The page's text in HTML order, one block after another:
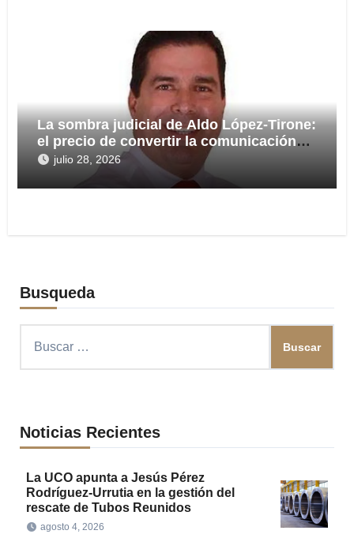
La sombra judicial de Aldo López-Tirone:
el precio de convertir la comunicación
en arma
julio 28, 2026
Busqueda
Noticias Recientes
La UCO apunta a Jesús Pérez
Rodríguez-Urrutia en la gestión del
rescate de Tubos Reunidos
agosto 4, 2026